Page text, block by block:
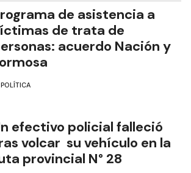
de asistencia a
de trata de
acuerdo Nación y
POLÍTICA
efectivo policial falleció
volcar su vehículo en la
provincial N° 28